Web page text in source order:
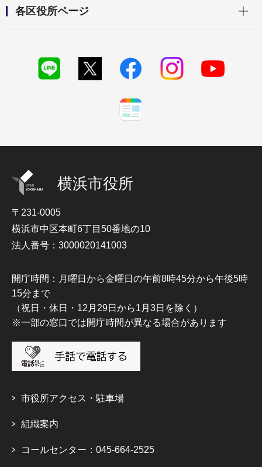
各区役所ページ
横浜市役所
〒231-0005
横浜市中区本町6丁目50番地の10
法人番号：3000020141003
開庁時間：月曜日から金曜日の午前8時45分から午後5時
15分まで
（祝日・休日・12月29日から1月3日を除く）
※一部の窓口では開庁時間が異なる場合があります
市役所アクセス・駐車場
組織案内
コールセンター：045-664-2525